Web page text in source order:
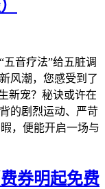
音疗法”给五脏调
风潮，您感受到了
新宠？秘诀或许在
的剧烈运动、严苛
，便能开启一场与
券明起免费